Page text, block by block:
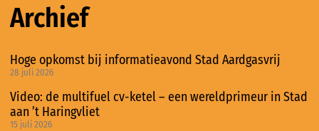
Archief
Hoge opkomst bij informatieavond Stad Aardgasvrij
28 juli 2026
Video: de multifuel cv-ketel – een wereldprimeur in Stad
aan ’t Haringvliet
15 juli 2026